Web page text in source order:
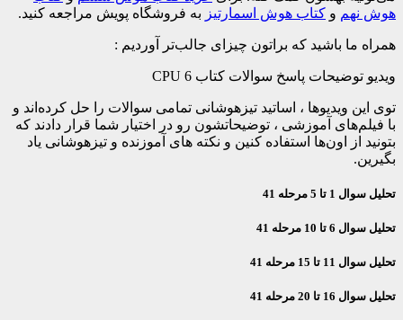
هوش نهم و کتاب هوش اسمارتیز به فروشگاه پویش مراجعه کنید.
همراه ما باشید که براتون چیزای جالب‌تر آوردیم :
ویدیو توضیحات پاسخ سوالات کتاب CPU 6
توی این ویدیوها ، اساتید تیزهوشانی تمامی سوالات را حل کرده‌اند و
با فیلم‌های آموزشی ، توضیحاتشون رو در اختیار شما قرار دادند که
بتونید از اون‌ها استفاده کنین و نکته های آموزنده و تیزهوشانی یاد
بگیرین.
تحلیل سوال 1 تا 5 مرحله 41
تحلیل سوال 6 تا 10 مرحله 41
تحلیل سوال 11 تا 15 مرحله 41
تحلیل سوال 16 تا 20 مرحله 41